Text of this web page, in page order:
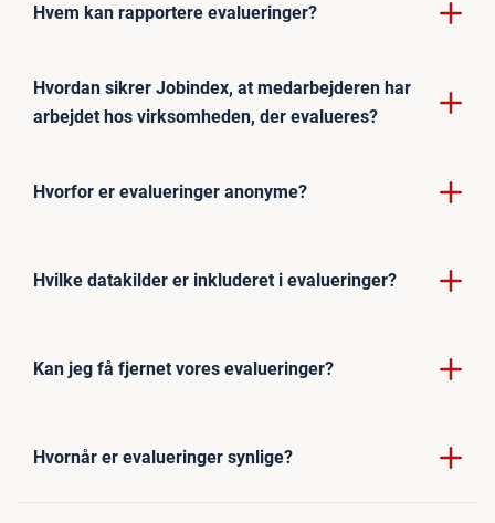
Hvem kan rapportere evalueringer?
Hvordan sikrer Jobindex, at medarbejderen har
arbejdet hos virksomheden, der evalueres?
Hvorfor er evalueringer anonyme?
Hvilke datakilder er inkluderet i evalueringer?
Kan jeg få fjernet vores evalueringer?
Hvornår er evalueringer synlige?